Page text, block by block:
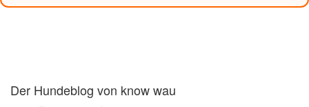
Der Hundeblog von know wau